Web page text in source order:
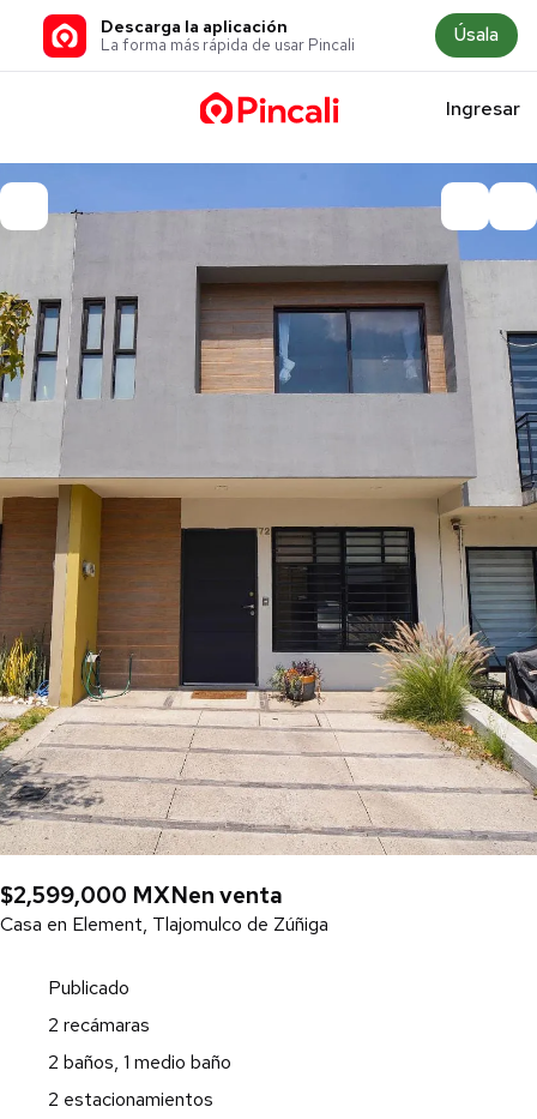
Descarga la aplicación
La forma más rápida de usar Pincali Úsala
Ingresar
$2,599,000 MXNen venta
Casa en Element, Tlajomulco de Zúñiga
Publicado
2 recámaras
2 baños, 1 medio baño
2 estacionamientos